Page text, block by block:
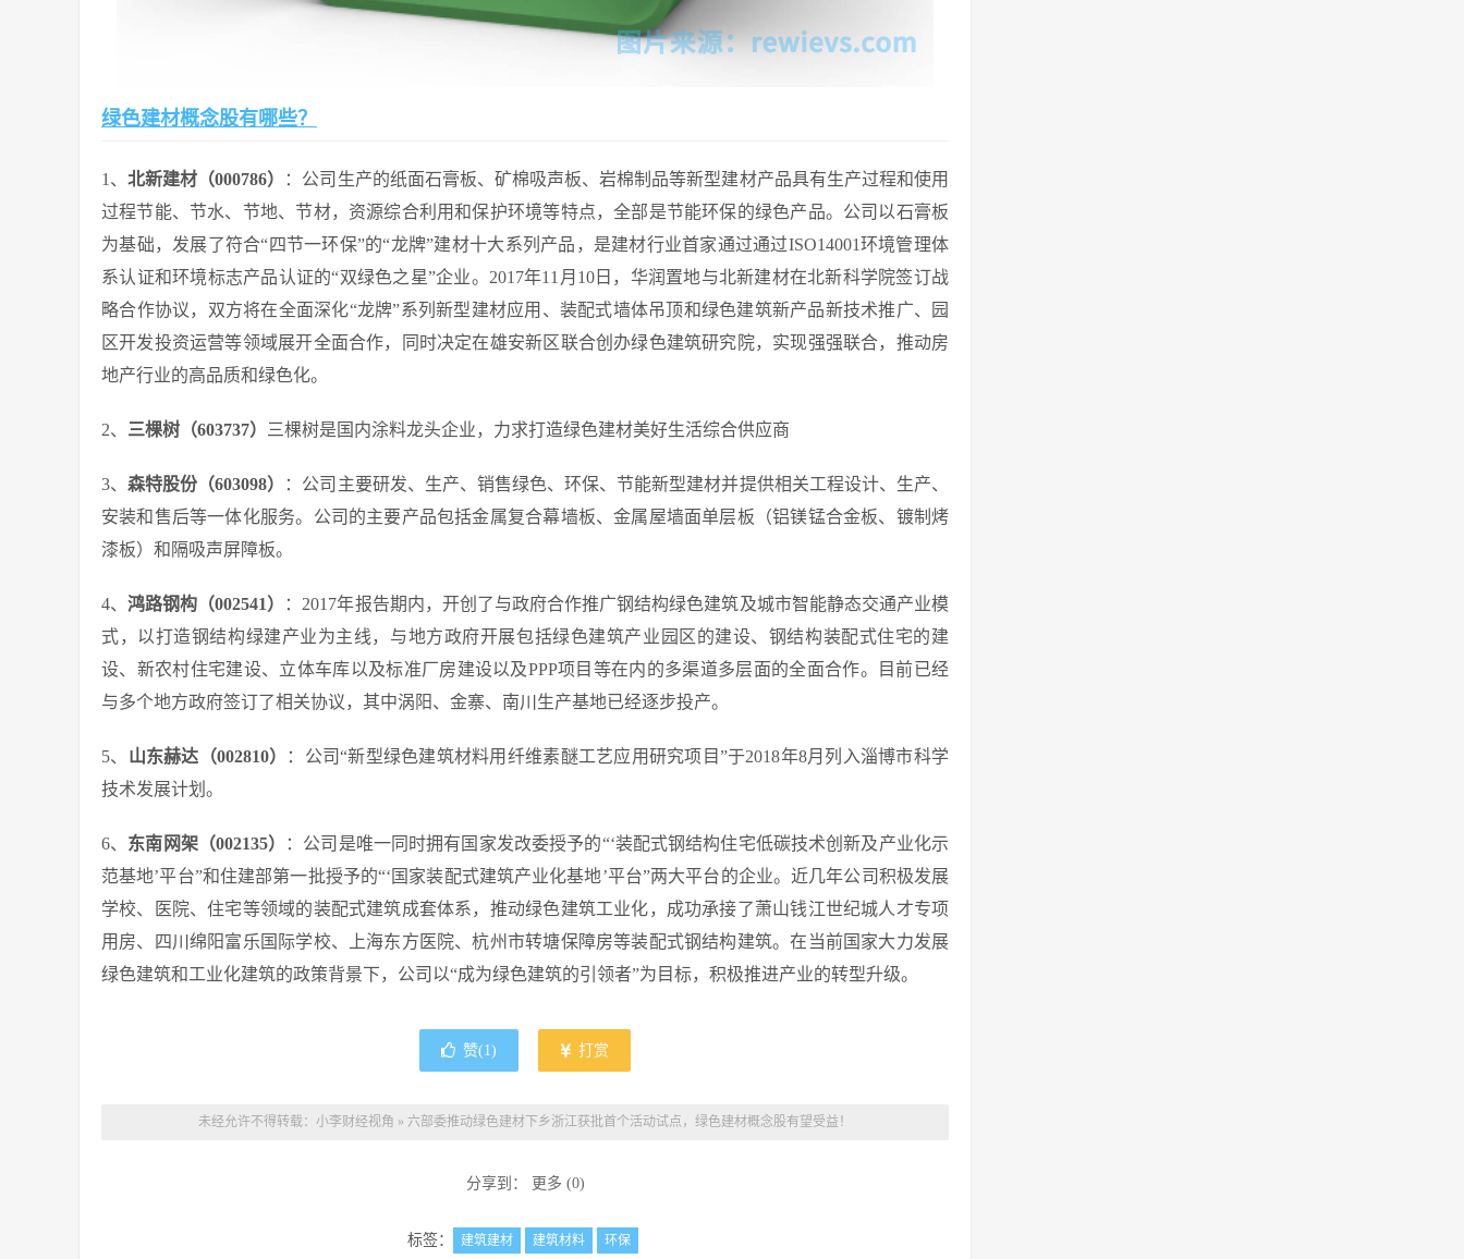
绿色建材概念股有哪些？
1、北新建材（000786）
：公司生产的纸面石膏板、矿棉吸声板、岩棉制品等新型建材产品具有生产过程和使用
过程节能、节水、节地、节材，资源综合利用和保护环境等特点，全部是节能环保的绿色产品。公司以石膏板
为基础，发展了符合“四节一环保”的“龙牌”建材十大系列产品，是建材行业首家通过通过ISO14001环境管理体
系认证和环境标志产品认证的“双绿色之星”企业。2017年11月10日，华润置地与北新建材在北新科学院签订战
略合作协议，双方将在全面深化“龙牌”系列新型建材应用、装配式墙体吊顶和绿色建筑新产品新技术推广、园
区开发投资运营等领域展开全面合作，同时决定在雄安新区联合创办绿色建筑研究院，实现强强联合，推动房
地产行业的高品质和绿色化。
2、 三棵树（603737） 三棵树是国内涂料龙头企业，力求打造绿色建材美好生活综合供应商
3、森特股份（603098）
：公司主要研发、生产、销售绿色、环保、节能新型建材并提供相关工程设计、生产、
安装和售后等一体化服务。公司的主要产品包括金属复合幕墙板、金属屋墙面单层板（铝镁锰合金板、镀制烤
漆板）和隔吸声屏障板。
4、鸿路钢构（002541）
：2017年报告期内，开创了与政府合作推广钢结构绿色建筑及城市智能静态交通产业模
式，以打造钢结构绿建产业为主线，与地方政府开展包括绿色建筑产业园区的建设、钢结构装配式住宅的建
设、新农村住宅建设、立体车库以及标准厂房建设以及PPP项目等在内的多渠道多层面的全面合作。目前已经
与多个地方政府签订了相关协议，其中涡阳、金寨、南川生产基地已经逐步投产。
5、 山东赫达（002810）
：公司“新型绿色建筑材料用纤维素醚工艺应用研究项目”于2018年8月列入淄博市科学
技术发展计划。
6、 东南网架（002135）
：公司是唯一同时拥有国家发改委授予的“‘装配式钢结构住宅低碳技术创新及产业化示
范基地’平台”和住建部第一批授予的“‘国家装配式建筑产业化基地’平台”两大平台的企业。近几年公司积极发展
学校、医院、住宅等领域的装配式建筑成套体系，推动绿色建筑工业化，成功承接了萧山钱江世纪城人才专项
用房、四川绵阳富乐国际学校、上海东方医院、杭州市转塘保障房等装配式钢结构建筑。在当前国家大力发展
绿色建筑和工业化建筑的政策背景下，公司以“成为绿色建筑的引领者”为目标，积极推进产业的转型升级。
赞(1) 打赏
未经允许不得转载： 小李财经视角 » 六部委推动绿色建材下乡浙江获批首个活动试点，绿色建材概念股有望受益！
分享到： 更多 (0)
标签： 建筑建材 建筑材料 环保